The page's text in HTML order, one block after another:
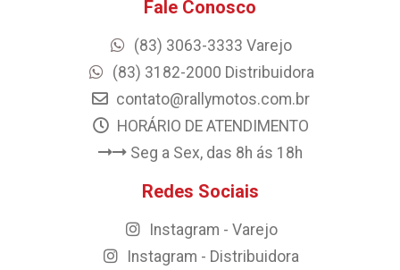
Fale Conosco
(83) 3063-3333 Varejo
(83) 3182-2000 Distribuidora
contato@rallymotos.com.br
HORÁRIO DE ATENDIMENTO
Seg a Sex, das 8h ás 18h
Redes Sociais
Instagram - Varejo
Instagram - Distribuidora